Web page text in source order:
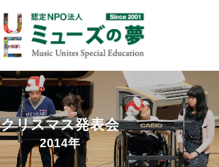
クリスマス発表会
2014年